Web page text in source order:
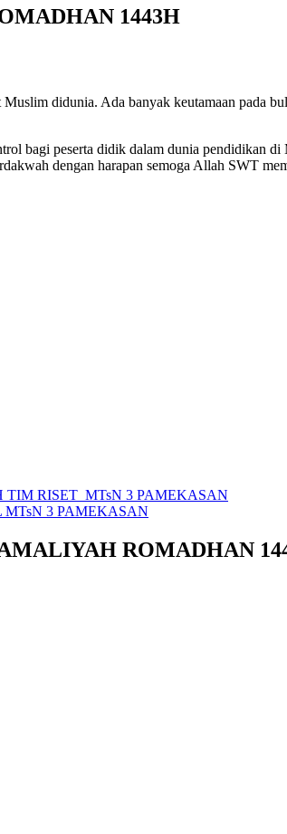
1443H
didunia. Ada banyak keutamaan pada
bagi peserta didik dalam dunia pendidikan
dengan harapan semoga Allah SWT
RISET MTsN 3 PAMEKASAN
3 PAMEKASAN
ROMADHAN